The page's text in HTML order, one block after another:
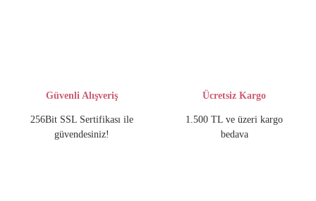
Güvenli Alışveriş
256Bit SSL Sertifikası ile
güvendesiniz!
Ücretsiz Kargo
1.500 TL ve üzeri kargo
bedava